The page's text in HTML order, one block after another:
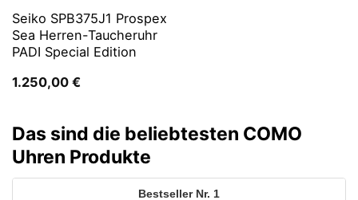
Seiko SPB375J1 Prospex
Sea Herren-Taucheruhr
PADI Special Edition
1.250,00 €
Das sind die beliebtesten COMO
Uhren Produkte
1